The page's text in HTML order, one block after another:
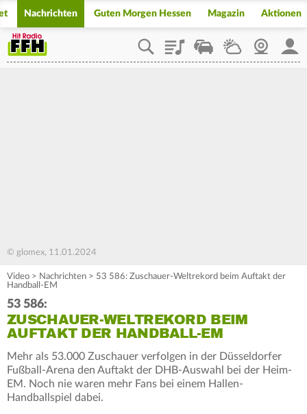
Nachrichten Guten Morgen Hessen Magazin Aktionen
PlaylistStaupilotWetterWebcam
© glomex, 11.01.2024
Video > Nachrichten > 53 586: Zuschauer-Weltrekord beim Auftakt der
Handball-EM
53 586:
ZUSCHAUER-WELTREKORD BEIM
AUFTAKT DER HANDBALL-EM
Mehr als 53.000 Zuschauer verfolgen in der Düsseldorfer
Fußball-Arena den Auftakt der DHB-Auswahl bei der Heim-
EM. Noch nie waren mehr Fans bei einem Hallen-
Handballspiel dabei.